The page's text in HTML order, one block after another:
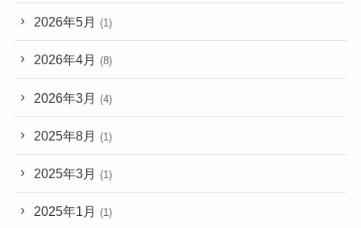
2026年5月 (1)
2026年4月 (8)
2026年3月 (4)
2025年8月 (1)
2025年3月 (1)
2025年1月 (1)